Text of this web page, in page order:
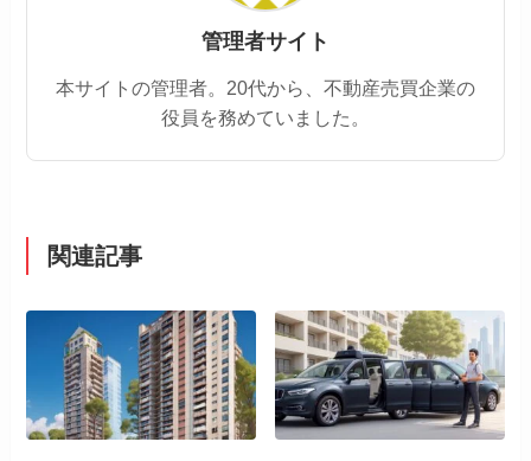
管理者サイト
本サイトの管理者。20代から、不動産売買企業の
役員を務めていました。
関連記事